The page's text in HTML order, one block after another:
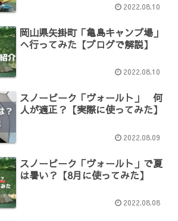
2022.08.10
岡山県矢掛町「亀島キャンプ場」
へ行ってみた【ブログで解説】
2022.08.10
スノーピーク「ヴォールト」 何
人が適正？【実際に使ってみた】
2022.08.09
スノーピーク「ヴォールト」で夏
は暑い？【8月に使ってみた】
2022.08.08